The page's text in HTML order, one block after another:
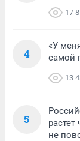
17
4
«У
самой
13
5
не